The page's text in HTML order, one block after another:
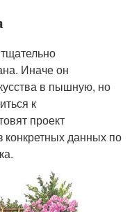
Иначе он
в пышную, но
к
проект
данных по